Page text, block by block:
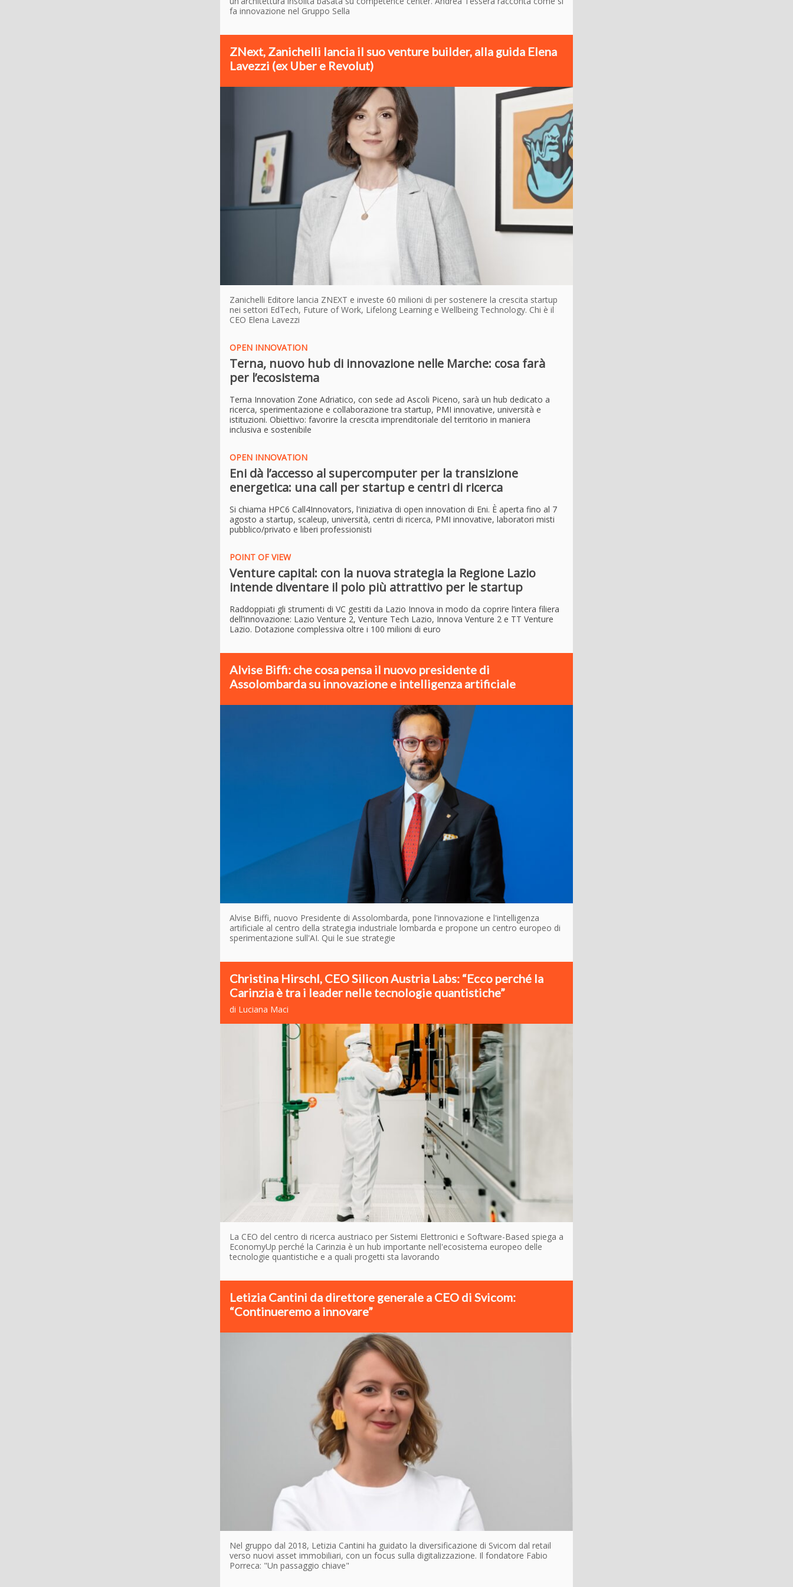
fa innovazione nel Gruppo Sella
ZNext, Zanichelli lancia il suo venture builder, alla guida Elena
Lavezzi (ex Uber e Revolut)
Zanichelli Editore lancia ZNEXT e investe 60 milioni di per sostenere la crescita startup
nei settori EdTech, Future of Work, Lifelong Learning e Wellbeing Technology. Chi è il
CEO Elena Lavezzi
OPEN INNOVATION
Terna, nuovo hub di innovazione nelle Marche: cosa farà
per l’ecosistema
Terna Innovation Zone Adriatico, con sede ad Ascoli Piceno, sarà un hub dedicato a
ricerca, sperimentazione e collaborazione tra startup, PMI innovative, università e
istituzioni. Obiettivo: favorire la crescita imprenditoriale del territorio in maniera
inclusiva e sostenibile
OPEN INNOVATION
Eni dà l’accesso al supercomputer per la transizione
energetica: una call per startup e centri di ricerca
Si chiama HPC6 Call4Innovators, l'iniziativa di open innovation di Eni. È aperta fino al 7
agosto a startup, scaleup, università, centri di ricerca, PMI innovative, laboratori misti
pubblico/privato e liberi professionisti
POINT OF VIEW
Venture capital: con la nuova strategia la Regione Lazio
intende diventare il polo più attrattivo per le startup
Raddoppiati gli strumenti di VC gestiti da Lazio Innova in modo da coprire l’intera filiera
dell’innovazione: Lazio Venture 2, Venture Tech Lazio, Innova Venture 2 e TT Venture
Lazio. Dotazione complessiva oltre i 100 milioni di euro
Alvise Biffi: che cosa pensa il nuovo presidente di
Assolombarda su innovazione e intelligenza artificiale
Alvise Biffi, nuovo Presidente di Assolombarda, pone l'innovazione e l'intelligenza
artificiale al centro della strategia industriale lombarda e propone un centro europeo di
sperimentazione sull'AI. Qui le sue strategie
Christina Hirschl, CEO Silicon Austria Labs: “Ecco perché la
Carinzia è tra i leader nelle tecnologie quantistiche”
di Luciana Maci
La CEO del centro di ricerca austriaco per Sistemi Elettronici e Software-Based spiega a
EconomyUp perché la Carinzia è un hub importante nell'ecosistema europeo delle
tecnologie quantistiche e a quali progetti sta lavorando
Letizia Cantini da direttore generale a CEO di Svicom:
“Continueremo a innovare”
Nel gruppo dal 2018, Letizia Cantini ha guidato la diversificazione di Svicom dal retail
verso nuovi asset immobiliari, con un focus sulla digitalizzazione. Il fondatore Fabio
Porreca: "Un passaggio chiave"